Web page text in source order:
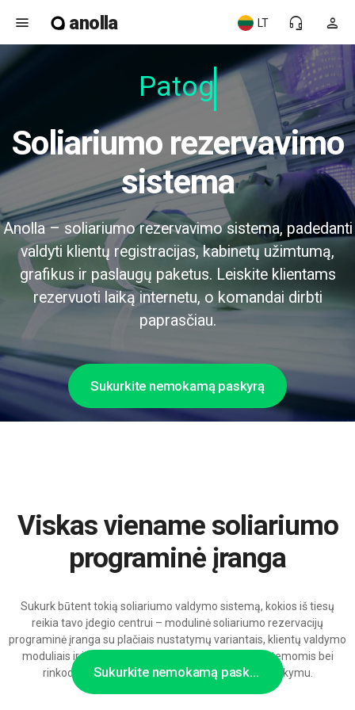
menu anolla person
headset_mic
LT
Patogu
Soliariumo rezervavimo
sistema
Anolla – soliariumo rezervavimo sistema, padedanti
valdyti klientų registracijas, kabinetų užimtumą,
grafikus ir paslaugų paketus. Leiskite klientams
rezervuoti laiką internetu, o komandai dirbti
paprasčiau.
Sukurkite nemokamą paskyrą
Sukurkite nemokamą paskyrą
Viskas viename soliariumo
programinė įranga
Sukurk būtent tokią soliariumo valdymo sistemą, kokios iš tiesų
reikia tavo įdegio centrui – modulinė soliariumo rezervacijų
programinė įranga su plačiais nustatymų variantais, klientų valdymo
moduliais ir integracijomis su kasomis, prieigos sistemomis bei
rinkodaros kanalais, pasirengusi augti su AI palaikymu.